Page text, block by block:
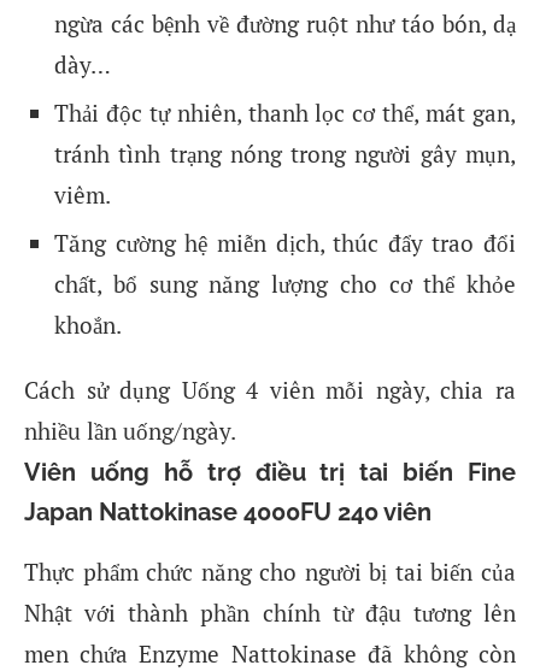
ngừa các bệnh về đường ruột như táo bón, dạ
dày…
Thải độc tự nhiên, thanh lọc cơ thể, mát gan,
tránh tình trạng nóng trong người gây mụn,
viêm.
Tăng cường hệ miễn dịch, thúc đẩy trao đổi
chất, bổ sung năng lượng cho cơ thể khỏe
khoắn.
Cách sử dụng Uống 4 viên mỗi ngày, chia ra
nhiều lần uống/ngày.
Viên uống hỗ trợ điều trị tai biến Fine
Japan Nattokinase 4000FU 240 viên
Thực phẩm chức năng cho người bị tai biến của
Nhật với thành phần chính từ đậu tương lên
men chứa Enzyme Nattokinase đã không còn